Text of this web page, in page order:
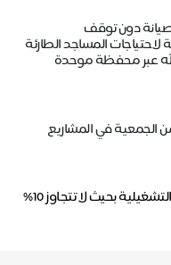
دون توقف
المساجد الطارئة
عبر محفظة موحدة
الجمعية في المشاريع
بحيث لا تتجاوز 10%